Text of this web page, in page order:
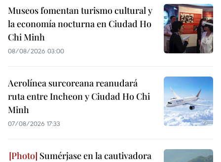
Museos fomentan turismo cultural y
la economía nocturna en Ciudad Ho
Chi Minh
08/08/2026 03:00
Aerolínea surcoreana reanudará
ruta entre Incheon y Ciudad Ho Chi
Minh
07/08/2026 17:33
Sumérjase en la cautivadora